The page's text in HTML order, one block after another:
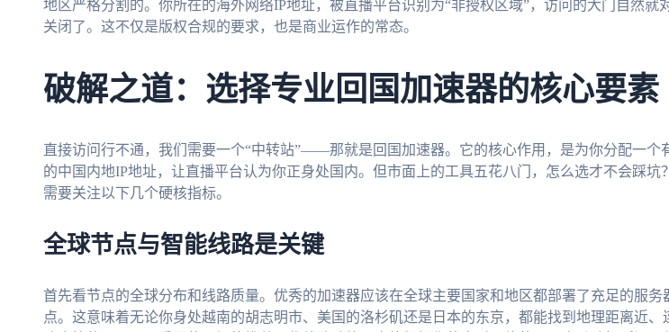
地区严格分割的。你所在的海外网络IP地址，被直播平台识别为“非授权区域”，访问的大门自然就
关闭了。这不仅是版权合规的要求，也是商业运作的常态。
破解之道：选择专业回国加速器的核心要素
直接访问行不通，我们需要一个“中转站”——那就是回国加速器。它的核心作用，是为你分配一个
的中国内地IP地址，让直播平台认为你正身处国内。但市面上的工具五花八门，怎么选才不会踩坑
需要关注以下几个硬核指标。
全球节点与智能线路是关键
首先看节点的全球分布和线路质量。优秀的加速器应该在全球主要国家和地区都部署了充足的服务
点。这意味着无论你身处越南的胡志明市、美国的洛杉矶还是日本的东京，都能找到地理距离近、